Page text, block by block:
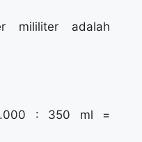
mililiter adalah
: 350 ml =